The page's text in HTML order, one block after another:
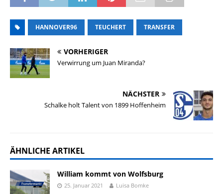
HANNOVER96 TEUCHERT TRANSFER
VORHERIGER
Verwirrung um Juan Miranda?
NÄCHSTER
Schalke holt Talent von 1899 Hoffenheim
ÄHNLICHE ARTIKEL
William kommt von Wolfsburg
25. Januar 2021 Luisa Bomke